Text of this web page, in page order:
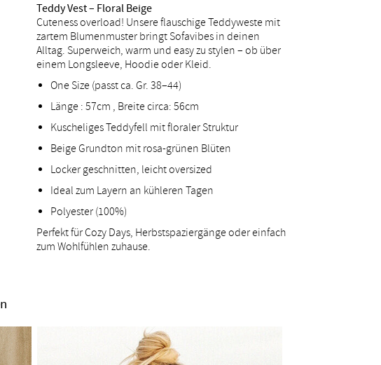
Teddy Vest – Floral Beige
Cuteness overload! Unsere flauschige Teddyweste mit
zartem Blumenmuster bringt Sofavibes in deinen
Alltag. Superweich, warm und easy zu stylen – ob über
einem Longsleeve, Hoodie oder Kleid.
One Size (passt ca. Gr. 38–44)
Länge : 57cm , Breite circa: 56cm
Kuscheliges Teddyfell mit floraler Struktur
Beige Grundton mit rosa-grünen Blüten
Locker geschnitten, leicht oversized
Ideal zum Layern an kühleren Tagen
Polyester (100%)
Perfekt für Cozy Days, Herbstspaziergänge oder einfach
zum Wohlfühlen zuhause.